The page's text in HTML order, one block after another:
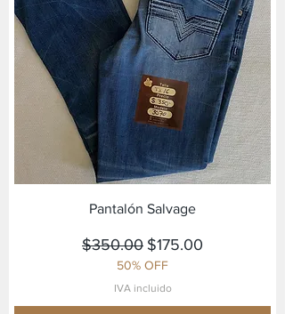
Pantalón Salvage
Precio
$350.00 Precio de oferta
$175.00
50% OFF
IVA incluido